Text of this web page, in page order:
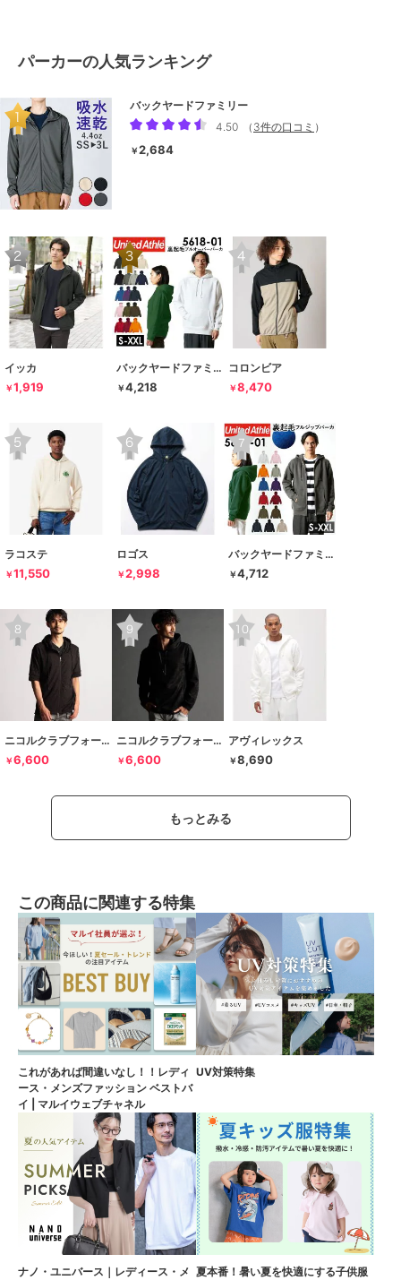
パーカーの人気ランキング
バックヤードファミリー
4.50
（ 3件の口コミ ）
￥2,684
イッカ
￥1,919
バックヤードファミリー
￥4,218
コロンビア
￥8,470
ラコステ
￥11,550
ロゴス
￥2,998
バックヤードファミリー
￥4,712
ニコルクラブフォーメン
￥6,600
ニコルクラブフォーメン
￥6,600
アヴィレックス
￥8,690
もっとみる
この商品に関連する特集
これがあれば間違いなし！！レディ
ース・メンズファッション ベストバ
イ | マルイウェブチャネル
UV対策特集
ナノ・ユニバース｜レディース・メ 夏本番！暑い夏を快適にする子供服